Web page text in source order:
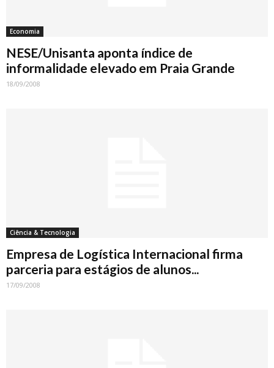
Economia
NESE/Unisanta aponta índice de
informalidade elevado em Praia Grande
18/09/2008
Ciência & Tecnologia
Empresa de Logística Internacional firma
parceria para estágios de alunos...
17/09/2008